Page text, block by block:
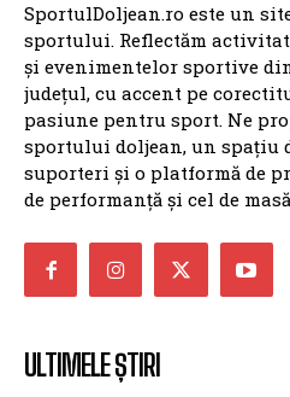
SportulDoljean.ro este un
sportului. Reflectăm
și evenimentelor sportive
județul, cu accent pe
pasiune pentru sport. Ne
sportului doljean, un spațiu
suporteri și o platformă de
de performanță și cel de
ULTIMELE ȘTIRI